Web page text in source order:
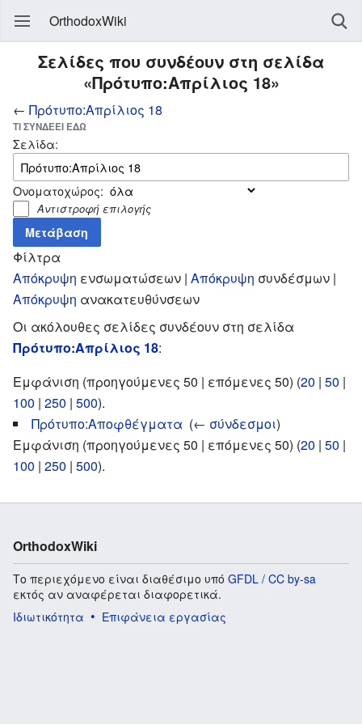
OrthodoxWiki
Σελίδες που συνδέουν στη σελίδα
«Πρότυπο:Απρίλιος 18»
← Πρότυπο:Απρίλιος 18
ΤΙ ΣΥΝΔΈΕΙ ΕΔΏ
Σελίδα:
Ονοματοχώρος:
Αντιστροφή επιλογής
Φίλτρα
Απόκρυψη ενσωματώσεων | Απόκρυψη συνδέσμων |
Απόκρυψη ανακατευθύνσεων
Οι ακόλουθες σελίδες συνδέουν στη σελίδα
Πρότυπο:Απρίλιος 18:
Εμφάνιση (προηγούμενες 50 | επόμενες 50) (20 | 50 |
100 | 250 | 500).
Πρότυπο:Αποφθέγματα (← σύνδεσμοι)
Εμφάνιση (προηγούμενες 50 | επόμενες 50) (20 | 50 |
100 | 250 | 500).
OrthodoxWiki
Το περιεχόμενο είναι διαθέσιμο υπό GFDL / CC by-sa
εκτός αν αναφέρεται διαφορετικά.
Ιδιωτικότητα
Επιφάνεια εργασίας